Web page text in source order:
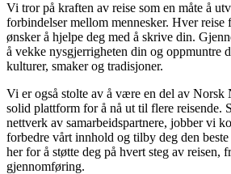
Vi tror på kraften av reise som en måte å
forbindelser mellom mennesker. Hver
ønsker å hjelpe deg med å skrive din.
å vekke nysgjerrigheten din og oppmuntre
kulturer, smaker og tradisjoner.
Vi er også stolte av å være en del av Norsk
solid plattform for å nå ut til flere reisende.
nettverk av samarbeidspartnere, jobber vi
forbedre vårt innhold og tilby deg den
her for å støtte deg på hvert steg av reisen,
gjennomføring.